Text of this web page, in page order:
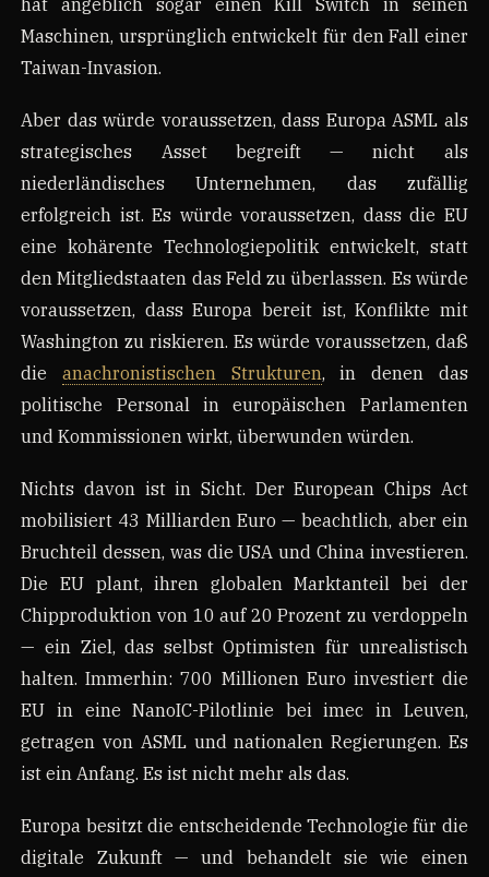
Maschinen, ursprünglich entwickelt für den Fall einer
Taiwan-Invasion.
Aber das würde voraussetzen, dass Europa ASML als
strategisches Asset begreift — nicht als
niederländisches Unternehmen, das zufällig
erfolgreich ist. Es würde voraussetzen, dass die EU
eine kohärente Technologiepolitik entwickelt, statt
den Mitgliedstaaten das Feld zu überlassen. Es würde
voraussetzen, dass Europa bereit ist, Konflikte mit
Washington zu riskieren. Es würde voraussetzen, daß
die anachronistischen Strukturen, in denen das
politische Personal in europäischen Parlamenten
und Kommissionen wirkt, überwunden würden.
Nichts davon ist in Sicht. Der European Chips Act
mobilisiert 43 Milliarden Euro — beachtlich, aber ein
Bruchteil dessen, was die USA und China investieren.
Die EU plant, ihren globalen Marktanteil bei der
Chipproduktion von 10 auf 20 Prozent zu verdoppeln
— ein Ziel, das selbst Optimisten für unrealistisch
halten. Immerhin: 700 Millionen Euro investiert die
EU in eine NanoIC-Pilotlinie bei imec in Leuven,
getragen von ASML und nationalen Regierungen. Es
ist ein Anfang. Es ist nicht mehr als das.
Europa besitzt die entscheidende Technologie für die
digitale Zukunft — und behandelt sie wie einen